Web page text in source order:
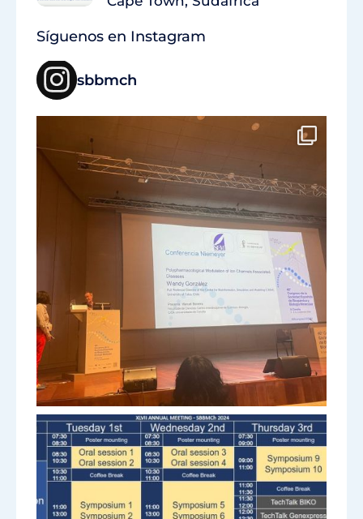
Síguenos en Instagram
sbbmch